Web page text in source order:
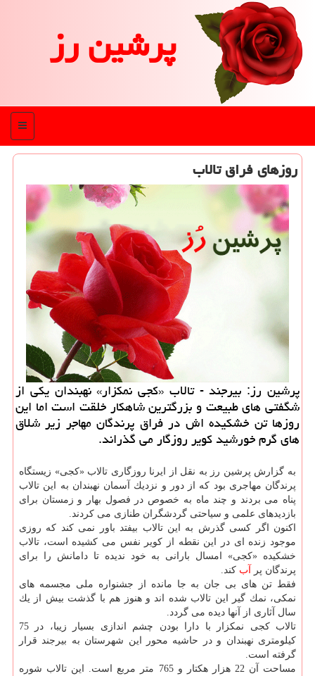
پرشین رز
منو
روزهای فراق تالاب
پرشین رز: بیرجند - تالاب «كجی نمكزار» نهبندان یكی از
شگفتی های طبیعت و بزرگترین شاهكار خلقت است اما این
روزها تن خشكیده اش در فراق پرندگان مهاجر زیر شلاق
های گرم خورشید كویر روزگار می گذراند.
به گزارش پرشین رز به نقل از ایرنا روزگاری تالاب «كجی» زیستگاه
پرندگان مهاجری بود كه از دور و نزدیك آسمان نهبندان به این تالاب
پناه می بردند و چند ماه به خصوص در فصول بهار و زمستان برای
بازدیدهای علمی و سیاحتی گردشگران طنازی می كردند.
اكنون اگر كسی گذرش به این تالاب بیفتد باور نمی كند كه روزی
موجود زنده ای در این نقطه از كویر نفس می كشیده است، تالاب
خشكیده «كجی» امسال بارانی به خود ندیده تا دامانش را برای
پرندگان پر آب كند.
فقط تن های بی جان به جا مانده از جشنواره ملی مجسمه های
نمكی، نمك گیر این تالاب شده اند و هنوز هم با گذشت بیش از یك
سال آثاری از آنها دیده می گردد.
تالاب كجی نمكزار با دارا بودن چشم اندازی بسیار زیبا، در 75
كیلومتری نهبندان و در حاشیه محور این شهرستان به بیرجند قرار
گرفته است.
مساحت آن 22 هزار هكتار و 765 متر مربع است. این تالاب شوره